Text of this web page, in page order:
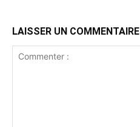
LAISSER UN COMMENTAIRE